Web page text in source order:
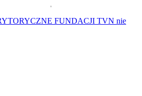
FUNDACJI TVN nie